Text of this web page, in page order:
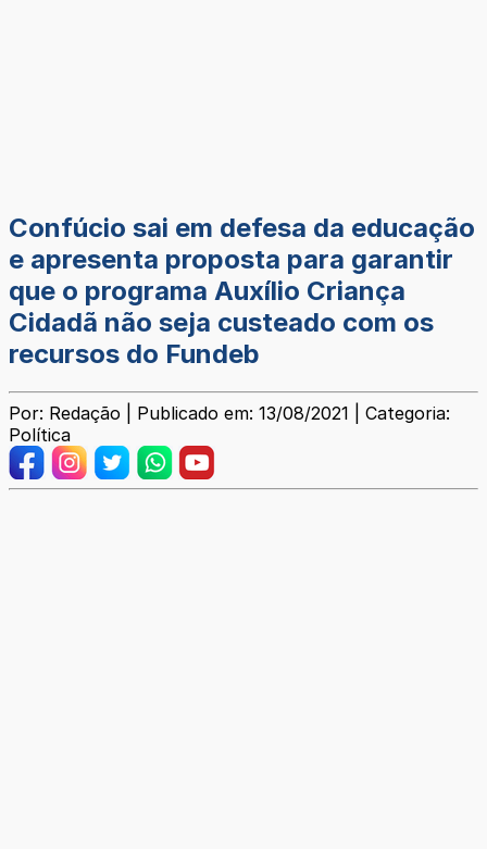
Confúcio sai em defesa da educação
e apresenta proposta para garantir
que o programa Auxílio Criança
Cidadã não seja custeado com os
recursos do Fundeb
Por: Redação | Publicado em: 13/08/2021 | Categoria:
Política